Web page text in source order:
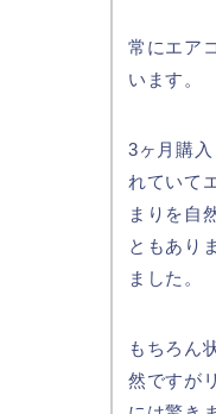
常にエア
います。
3ヶ月購
れていて
まりを自
ともあり
ました。
もちろん
然ですが